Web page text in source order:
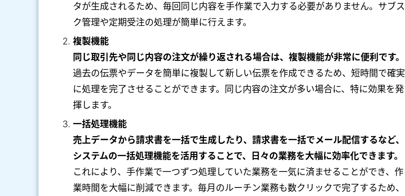
タが生成されるため、毎回同じ内容を手作業で入力する必要がありません。サブス
ク管理や定期受注の処理が簡単に行えます。
複製機能
同じ取引先や同じ内容の注文が繰り返される場合は、複製機能が非常に便利です。
過去の伝票やデータを簡単に複製して新しい伝票を作成できるため、短時間で確実
に処理を完了させることができます。同じ内容の注文が多い場合に、特に効果を発
揮します。
一括処理機能
売上データから請求書を一括で生成したり、請求書を一括でメール配信するなど、
システムの一括処理機能を活用することで、日々の業務を大幅に効率化できます。
これにより、手作業で一つずつ処理していた業務を一気に済ませることができ、作
業時間を大幅に削減できます。毎月のルーチン業務も数クリックで完了するため、